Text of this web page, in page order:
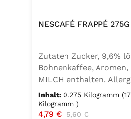
NESCAFÉ FRAPPÉ
Zutaten Zucker, 9,6%
Bohnenkaffee, Aromen,
MILCH enthalten.
und daraus gewonnene
Inhalt: 0.275 Kilogramm
Kilogramm )
Verkaufspreis:
4,79 € Regulärer Preis:
5,60 €